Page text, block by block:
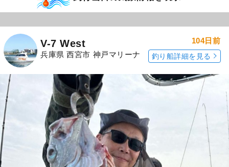
V-7 West
兵庫県 西宮市 神戸マリーナ
104日前
釣り船詳細を見る